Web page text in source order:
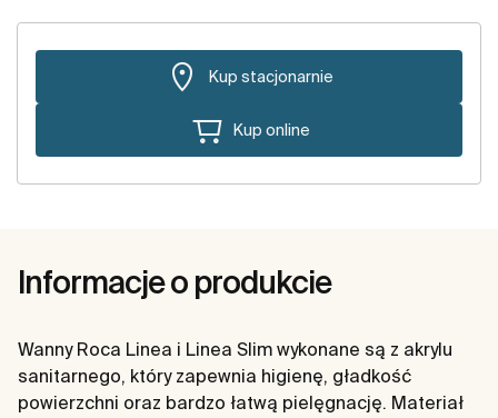
Kup stacjonarnie
Kup online
Informacje o produkcie
Wanny Roca Linea i Linea Slim wykonane są z akrylu
sanitarnego, który zapewnia higienę, gładkość
powierzchni oraz bardzo łatwą pielęgnację. Materiał